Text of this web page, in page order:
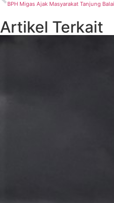
BPH Migas Ajak Masyarakat Tanjung
Artikel Terkait